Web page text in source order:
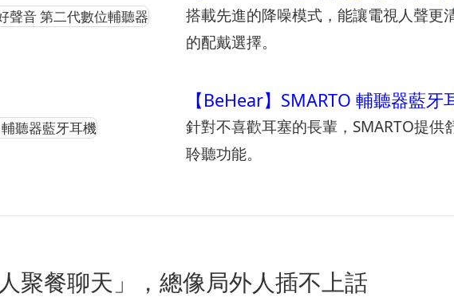
搭載先進的降噪模式，能讓電視人聲更
的配戴選擇。
【BeHear】SMARTO 輔聽器藍牙
針對不喜歡耳塞的長輩，SMARTO提
聆聽功能。
聚餐聊天」，總像局外人插不上話